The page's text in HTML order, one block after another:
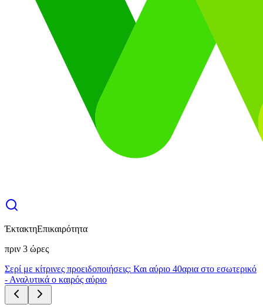
ΈκτακτηΕπικαιρότητα
πριν 3 ώρες
Σερί με κίτρινες προειδοποιήσεις: Και αύριο 40αρια στο εσωτερικό
- Αναλυτικά ο καιρός αύριο